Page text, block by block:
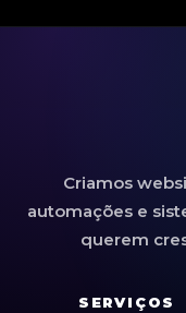
Criamos
automações e
querem
SERVIÇOS